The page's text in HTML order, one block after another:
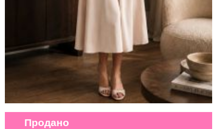
Продано